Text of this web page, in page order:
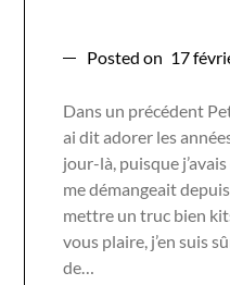
Posted on 17
Dans un précédent
ai dit adorer les
jour-là, puisque
me démangeait
mettre un truc bien
vous plaire, j’en suis
de…